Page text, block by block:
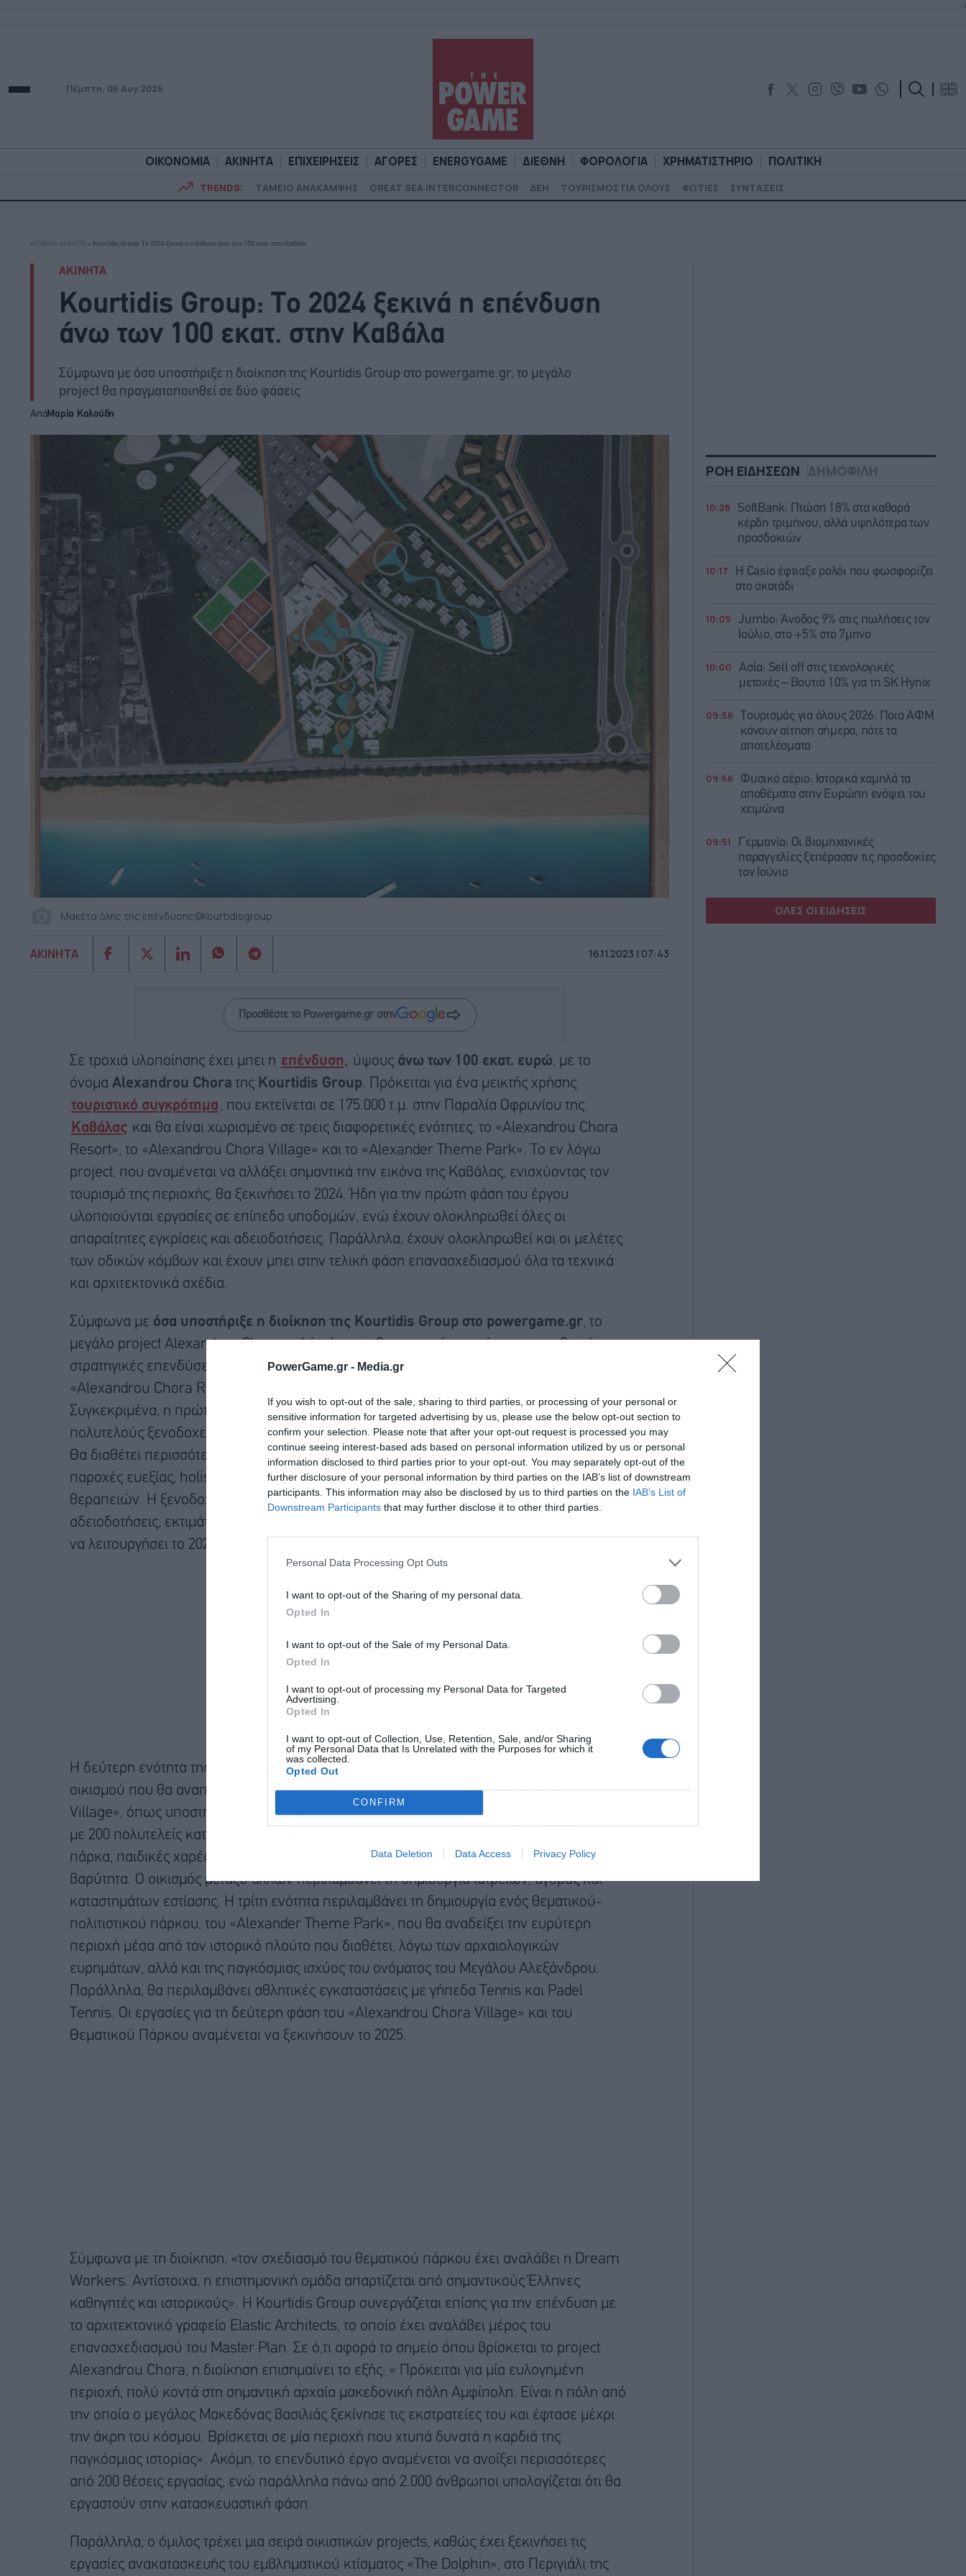
PowerGame.gr - Media.gr
If you wish to opt-out of the sale, sharing to third parties, or processing of your personal or
sensitive information for targeted advertising by us, please use the below opt-out section to
confirm your selection. Please note that after your opt-out request is processed you may
continue seeing interest-based ads based on personal information utilized by us or personal
information disclosed to third parties prior to your opt-out. You may separately opt-out of the
further disclosure of your personal information by third parties on the IAB’s list of downstream
participants. This information may also be disclosed by us to third parties on the IAB’s List of
Downstream Participants that may further disclose it to other third parties.
Personal Data Processing Opt Outs
I want to opt-out of the Sharing of my personal data.
Opted In
I want to opt-out of the Sale of my Personal Data.
Opted In
I want to opt-out of processing my Personal Data for Targeted
Advertising.
Opted In
I want to opt-out of Collection, Use, Retention, Sale, and/or Sharing
of my Personal Data that Is Unrelated with the Purposes for which it
was collected.
Opted Out
CONFIRM
Data Deletion Data Access Privacy Policy
Πέμπτη, 06 Αυγ 2026
ΟΙΚΟΝΟΜΙΑ ΑΚΙΝΗΤΑ ΕΠΙΧΕΙΡΗΣΕΙΣ ΑΓΟΡΕΣ ENERGYGAME ΔΙΕΘΝΗ ΦΟΡΟΛΟΓΙΑ ΧΡΗΜΑΤΙΣΤΗΡΙΟ ΠΟΛΙΤΙΚΗ
TRENDS: ΤΑΜΕΙΟ ΑΝΑΚΑΜΨΗΣ GREAT SEA INTERCONNECTOR ΔΕΗ ΤΟΥΡΙΣΜΟΣ ΓΙΑ ΟΛΟΥΣ ΦΩΤΙΕΣ ΣΥΝΤΑΞΕΙΣ
ΟΙΚΟΝΟΜΙΑ ΑΚΙΝΗΤΑ
ΑΡΧΙΚΗ » ΑΚΙΝΗΤΑ » Kourtidis Group: Το 2024 ξεκινά η επένδυση άνω των 100 εκατ. στην Καβάλα
ΑΚΙΝΗΤΑ
Kourtidis Group: Το 2024 ξεκινά η επένδυση
άνω των 100 εκατ. στην Καβάλα
Σύμφωνα με όσα υποστήριξε η διοίκηση της Kourtidis Group στο powergame.gr, το μεγάλο
project θα πραγματοποιηθεί σε δύο φάσεις
ΑπόΜαρία Καλούδη
Μακέτα όλης της επένδυσης©Kourtidisgroup
ΑΚΙΝΗΤΑ 16.11.2023 | 07:43
Προσθέστε το Powergame.gr στην
Σε τροχιά υλοποίησης έχει μπει η επένδυση, ύψους άνω των 100 εκατ. ευρώ , με το
όνομα Alexandrou Chora της Kourtidis Group. Πρόκειται για ένα μεικτής χρήσης
τουριστικό συγκρότημα
, που εκτείνεται σε 175.000 τ.μ. στην Παραλία Οφρυνίου της
Καβάλας και θα είναι χωρισμένο σε τρεις διαφορετικές ενότητες, το «Alexandrou Chora
Resort», το «Alexandrou Chora Village» και το «Alexander Theme Park». Το εν λόγω
project, που αναμένεται να αλλάξει σημαντικά την εικόνα της Καβάλας, ενισχύοντας τον
τουρισμό της περιοχής, θα ξεκινήσει το 2024. Ήδη για την πρώτη φάση του έργου
υλοποιούνται εργασίες σε επίπεδο υποδομών, ενώ έχουν ολοκληρωθεί όλες οι
απαραίτητες εγκρίσεις και αδειοδοτήσεις. Παράλληλα, έχουν ολοκληρωθεί και οι μελέτες
των οδικών κόμβων και έχουν μπει στην τελική φάση επανασχεδιασμού όλα τα τεχνικά
και αρχιτεκτονικά σχέδια.
Σύμφωνα με όσα υποστήριξε η διοίκηση της Kourtidis Group στο powergame.gr , το
μεγάλο project Alexandrou Chora πολύ σύντομα θα φιγουράρει ανάμεσα στις εθνικές
στρατηγικές επενδύσεις. Αναλυτικά, το έργο θα ξεκινήσει σε πρώτη φάση με το
«Alexandrou Chora Resort», το οποίο θα εκτείνεται σε έκταση 50 στρεμμάτων.
Συγκεκριμένα, η πρώτη ενότητα του έργου θα περιλαμβάνει τη δημιουργία ενός
πολυτελούς ξενοδοχείου με όνομα ενός παγκόσμιου brand που θα ανακοινωθεί σύντομα.
Θα διαθέτει περισσότερες από 360 κλίνες, καθώς και μία υπερσύγχρονη μονάδα με
παροχές ευεξίας, holistic spa & wellness αλλά και εξειδικευμένων, αποκλειστικών
θεραπειών. Η ξενοδοχειακή μονάδα, για την οποία έχουν ολοκληρωθεί οι απαραίτητες
αδειοδοτήσεις, εκτιμάται ότι θ’ αρχίσει να κατασκευάζεται εντός του 2024, ενώ αναμένεται
να λειτουργήσει το 2026.
Η δεύτερη ενότητα της επένδυσης περιλαμβάνει τη δημιουργία ενός πρωτότυπου
οικισμού που θα αναπτυχθεί σε μια έκταση 85 στρεμμάτων. Το «Alexadrou Chora
Village», όπως υποστηρίζει η διοίκηση θα είναι ένα «έξυπνο και περιβαλλοντικό» χωριό
με 200 πολυτελείς κατοικίες, που θα διαθέτει κοινόχρηστους χώρους, όπως πλατείες,
πάρκα, παιδικές χαρές, στους οποίους ο αρχιτεκτονικός σχεδιασμός δίνει και ιδιαίτερη
βαρύτητα. Ο οικισμός μεταξύ άλλων περιλαμβάνει τη δημιουργία ιατρείων, αγοράς και
καταστημάτων εστίασης. H τρίτη ενότητα περιλαμβάνει τη δημιουργία ενός θεματικού-
πολιτιστικού πάρκου, του «Alexander Theme Park», που θα αναδείξει την ευρύτερη
περιοχή μέσα από τον ιστορικό πλούτο που διαθέτει, λόγω των αρχαιολογικών
ευρημάτων, αλλά και της παγκόσμιας ισχύος του ονόματος του Μεγάλου Αλεξάνδρου.
Παράλληλα, θα περιλαμβάνει αθλητικές εγκαταστάσεις με γήπεδα Tennis και Padel
Tennis. Οι εργασίες για τη δεύτερη φάση του «Alexandrou Chora Village» και του
Θεματικού Πάρκου αναμένεται να ξεκινήσουν το 2025.
Σύμφωνα με τη διοίκηση, «τον σχεδιασμό του θεματικού πάρκου έχει αναλάβει η Dream
Workers. Αντίστοιχα, η επιστημονική ομάδα απαρτίζεται από σημαντικούς Έλληνες
καθηγητές και ιστορικούς». Η Kourtidis Group συνεργάζεται επίσης για την επένδυση με
τo αρχιτεκτονικό γραφείο Elastic Architects, το οποίο έχει αναλάβει μέρος του
επανασχεδιασμού του Master Plan. Σε ό,τι αφορά το σημείο όπου βρίσκεται το project
Alexandrou Chora, η διοίκηση επισημαίνει το εξής: « Πρόκειται για μία ευλογημένη
περιοχή, πολύ κοντά στη σημαντική αρχαία μακεδονική πόλη Αμφίπολη. Είναι η πόλη από
την οποία ο μεγάλος Μακεδόνας βασιλιάς ξεκίνησε τις εκστρατείες του και έφτασε μέχρι
την άκρη του κόσμου. Βρίσκεται σε μία περιοχή που χτυπά δυνατά η καρδιά της
παγκόσμιας ιστορίας». Ακόμη, το επενδυτικό έργο αναμένεται να ανοίξει περισσότερες
από 200 θέσεις εργασίας, ενώ παράλληλα πάνω από 2.000 άνθρωποι υπολογίζεται ότι θα
εργαστούν στην κατασκευαστική φάση.
Παράλληλα, ο όμιλος τρέχει μια σειρά οικιστικών projects, καθώς έχει ξεκινήσει τις
εργασίες ανακατασκευής του εμβληματικού κτίσματος «The Dolphin», στο Περιγιάλι της
ΡΟΗ ΕΙΔΗΣΕΩΝ ΔΗΜΟΦΙΛΗ
10:28
SoftBank: Πτώση 18% στα καθαρά
κέρδη τριμήνου, αλλά υψηλότερα των
προσδοκιών
10:17
Η Casio έφτιαξε ρολόι που φωσφορίζει
στο σκοτάδι
10:05
Jumbo: Άνοδος 9% στις πωλήσεις τον
Ιούλιο, στο +5% στο 7μηνο
10:00
Ασία: Sell off στις τεχνολογικές
μετοχές – Βουτιά 10% για τη SK Hynix
09:56
Τουρισμός για όλους 2026: Ποια ΑΦΜ
κάνουν αίτηση σήμερα, πότε τα
αποτελέσματα
09:56
Φυσικό αέριο: Ιστορικά χαμηλά τα
αποθέματα στην Ευρώπη ενόψει του
χειμώνα
09:51
Γερμανία: Οι βιομηχανικές
παραγγελίες ξεπέρασαν τις προσδοκίες
τον Ιούνιο
ΟΛΕΣ ΟΙ ΕΙΔΗΣΕΙΣ